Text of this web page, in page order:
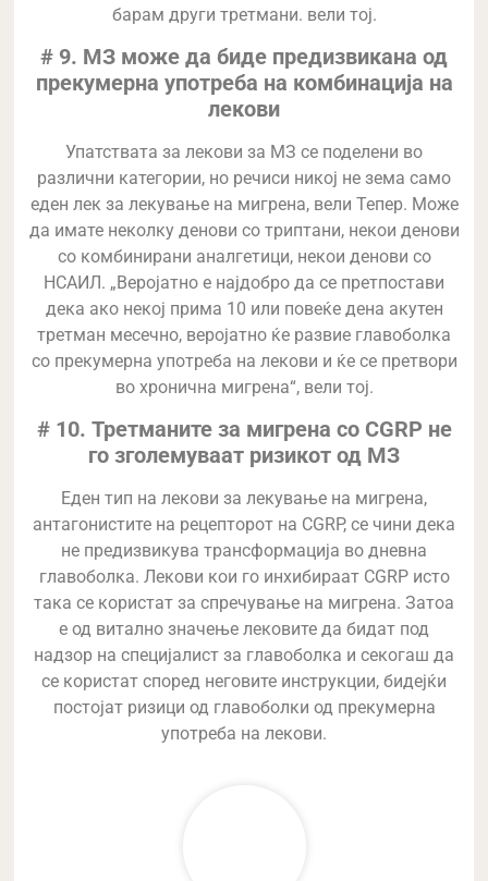
барам други третмани. вели тој.
# 9. МЗ може да биде предизвикана од
прекумерна употреба на комбинација на
лекови
Упатствата за лекови за МЗ се поделени во
различни категории, но речиси никој не зема само
еден лек за лекување на мигрена, вели Тепер. Може
да имате неколку денови со триптани, некои денови
со комбинирани аналгетици, некои денови со
НСАИЛ. „Веројатно е најдобро да се претпостави
дека ако некој прима 10 или повеќе дена акутен
третман месечно, веројатно ќе развие главоболка
со прекумерна употреба на лекови и ќе се претвори
во хронична мигрена“, вели тој.
# 10. Третманите за мигрена со CGRP не
го зголемуваат ризикот од МЗ
Еден тип на лекови за лекување на мигрена,
антагонистите на рецепторот на CGRP, се чини дека
не предизвикува трансформација во дневна
главоболка. Лекови кои го инхибираат CGRP исто
така се користат за спречување на мигрена. Затоа
е од витално значење лековите да бидат под
надзор на специјалист за главоболка и секогаш да
се користат според неговите инструкции, бидејќи
постојат ризици од главоболки од прекумерна
употреба на лекови.